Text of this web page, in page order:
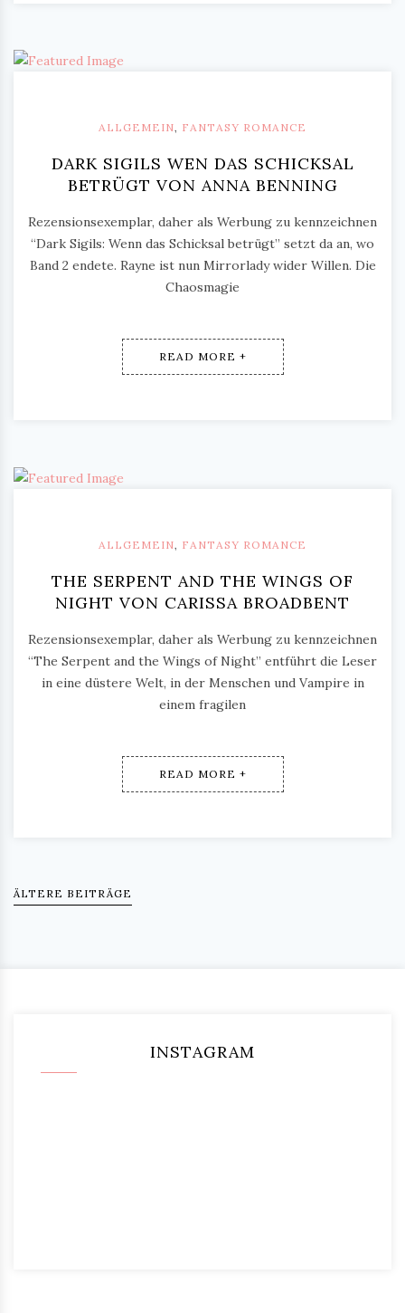
ALLGEMEIN, FANTASY ROMANCE
DARK SIGILS WEN DAS SCHICKSAL
BETRÜGT VON ANNA BENNING
Rezensionsexemplar, daher als Werbung zu kennzeichnen
“Dark Sigils: Wenn das Schicksal betrügt” setzt da an, wo
Band 2 endete. Rayne ist nun Mirrorlady wider Willen. Die
Chaosmagie
READ MORE +
ALLGEMEIN FANTASY ROMANCE
THE SERPENT AND THE WINGS OF
NIGHT VON CARISSA BROADBENT
Rezensionsexemplar, daher als Werbung zu kennzeichnen
“The Serpent and the Wings of Night” entführt die Leser
in eine düstere Welt, in der Menschen und Vampire in
einem fragilen
READ MORE +
ÄLTERE BEITRÄGE
INSTAGRAM